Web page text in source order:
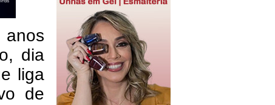
anos
dia
liga
de